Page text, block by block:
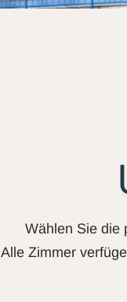
Wählen Sie die
Alle Zimmer